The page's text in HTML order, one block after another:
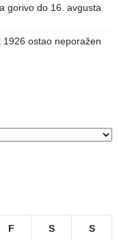
gorivo do 16. avgusta
1926 ostao neporažen
F S S